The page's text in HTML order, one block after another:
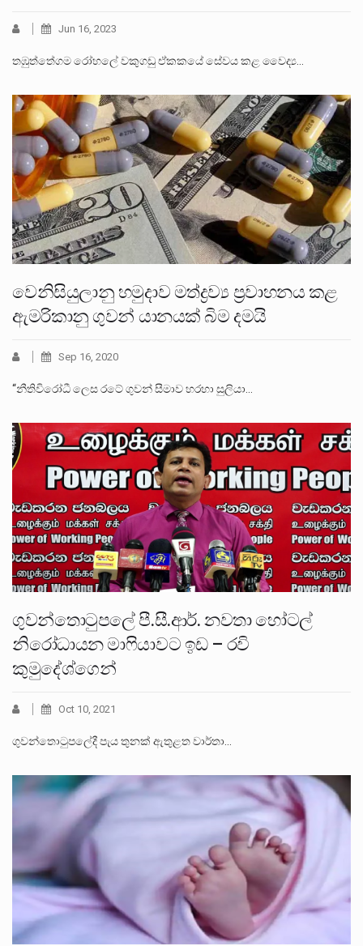
Jun 16, 2023
තඹුත්තේගම රෝහලේ වකුගඩු ඒකකයේ සේවය කළ වෛද්‍ය…
වෙනිසියුලානු හමුදාව මත්ද්‍රව්‍ය ප්‍රවාහනය කළ
ඇමරිකානු ගුවන් යානයක් බිම දමයි
Sep 16, 2020
“නීතිවිරෝධී ලෙස රටේ ගුවන් සීමාව හරහා සුලියා…
ගුවන්තොටුපලේ පී.සී.ආර්. නවතා හෝටල්
නිරෝධායන මාෆියාවට ඉඩ – රවි
කුමුදේශ්ගෙන්
Oct 10, 2021
ගුවන්තොටුපලේදී පැය තුනක් ඇතුළත වාර්තා…